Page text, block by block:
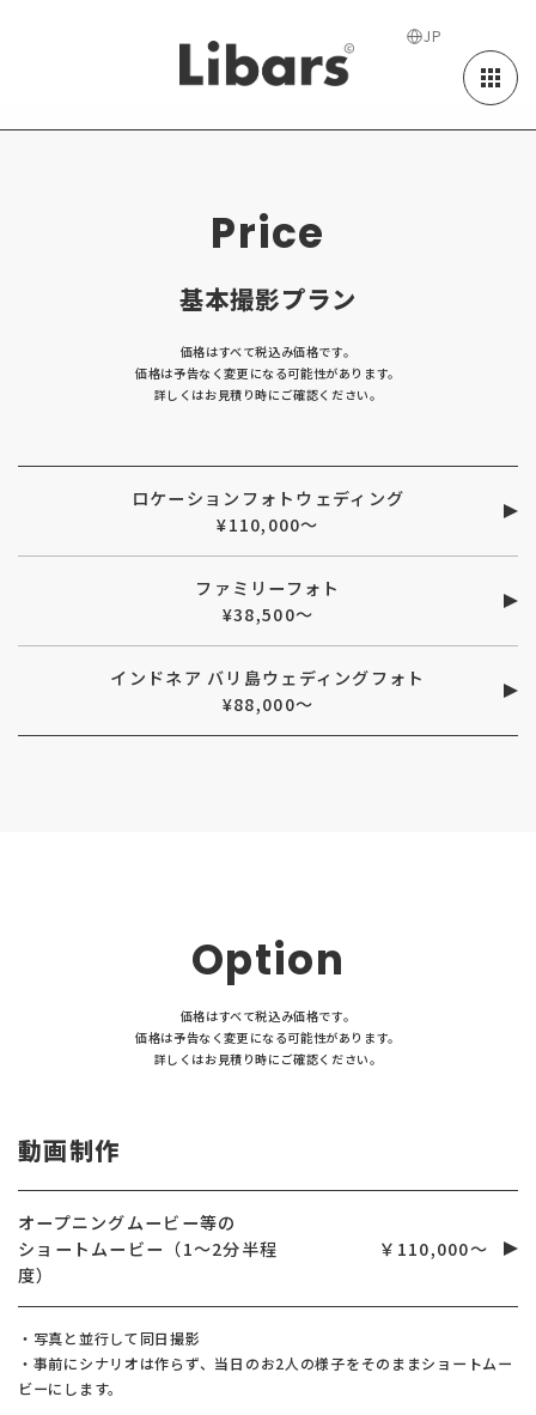
JP
料金・オプション｜前撮り・フ
Price
基本撮影プラン
価格はすべて税込み価格です。
価格は予告なく変更になる可能性があります。
詳しくはお見積り時にご確認ください。
ロケーションフォトウェディング
¥110,000〜
ファミリーフォト
¥38,500〜
インドネア バリ島ウェディングフォト
¥88,000〜
Option
価格はすべて税込み価格です。
価格は予告なく変更になる可能性があります。
詳しくはお見積り時にご確認ください。
動画制作
オープニングムービー等の
ショートムービー（1～2分半程
度）
￥110,000～
・写真と並行して同日撮影
・事前にシナリオは作らず、当日のお2人の様子をそのままショートムー
ビーにします。